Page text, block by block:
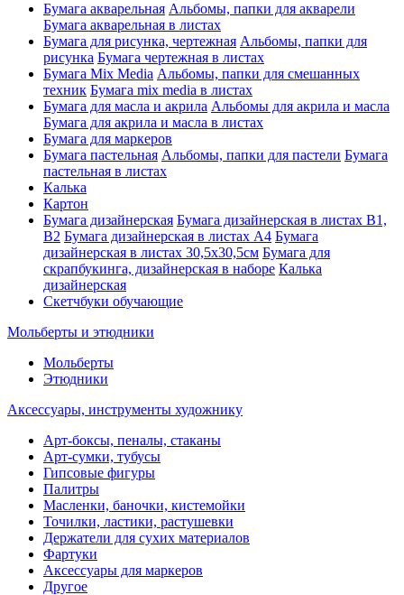
Бумага акварельная Альбомы, папки для акварели
Бумага акварельная в листах
Бумага для рисунка, чертежная Альбомы, папки для
рисунка Бумага чертежная в листах
Бумага Mix Media Альбомы, папки для смешанных
техник Бумага mix media в листах
Бумага для масла и акрила Альбомы для акрила и масла
Бумага для акрила и масла в листах
Бумага для маркеров
Бумага пастельная Альбомы, папки для пастели Бумага
пастельная в листах
Калька
Картон
Бумага дизайнерская Бумага дизайнерская в листах В1,
В2 Бумага дизайнерская в листах А4 Бумага
дизайнерская в листах 30,5х30,5см Бумага для
скрапбукинга, дизайнерская в наборе Калька
дизайнерская
Скетчбуки обучающие
Мольберты и этюдники
Мольберты
Этюдники
Аксессуары, инструменты художнику
Арт-боксы, пеналы, стаканы
Арт-сумки, тубусы
Гипсовые фигуры
Палитры
Масленки, баночки, кистемойки
Точилки, ластики, растушевки
Держатели для сухих материалов
Фартуки
Аксессуары для маркеров
Другое